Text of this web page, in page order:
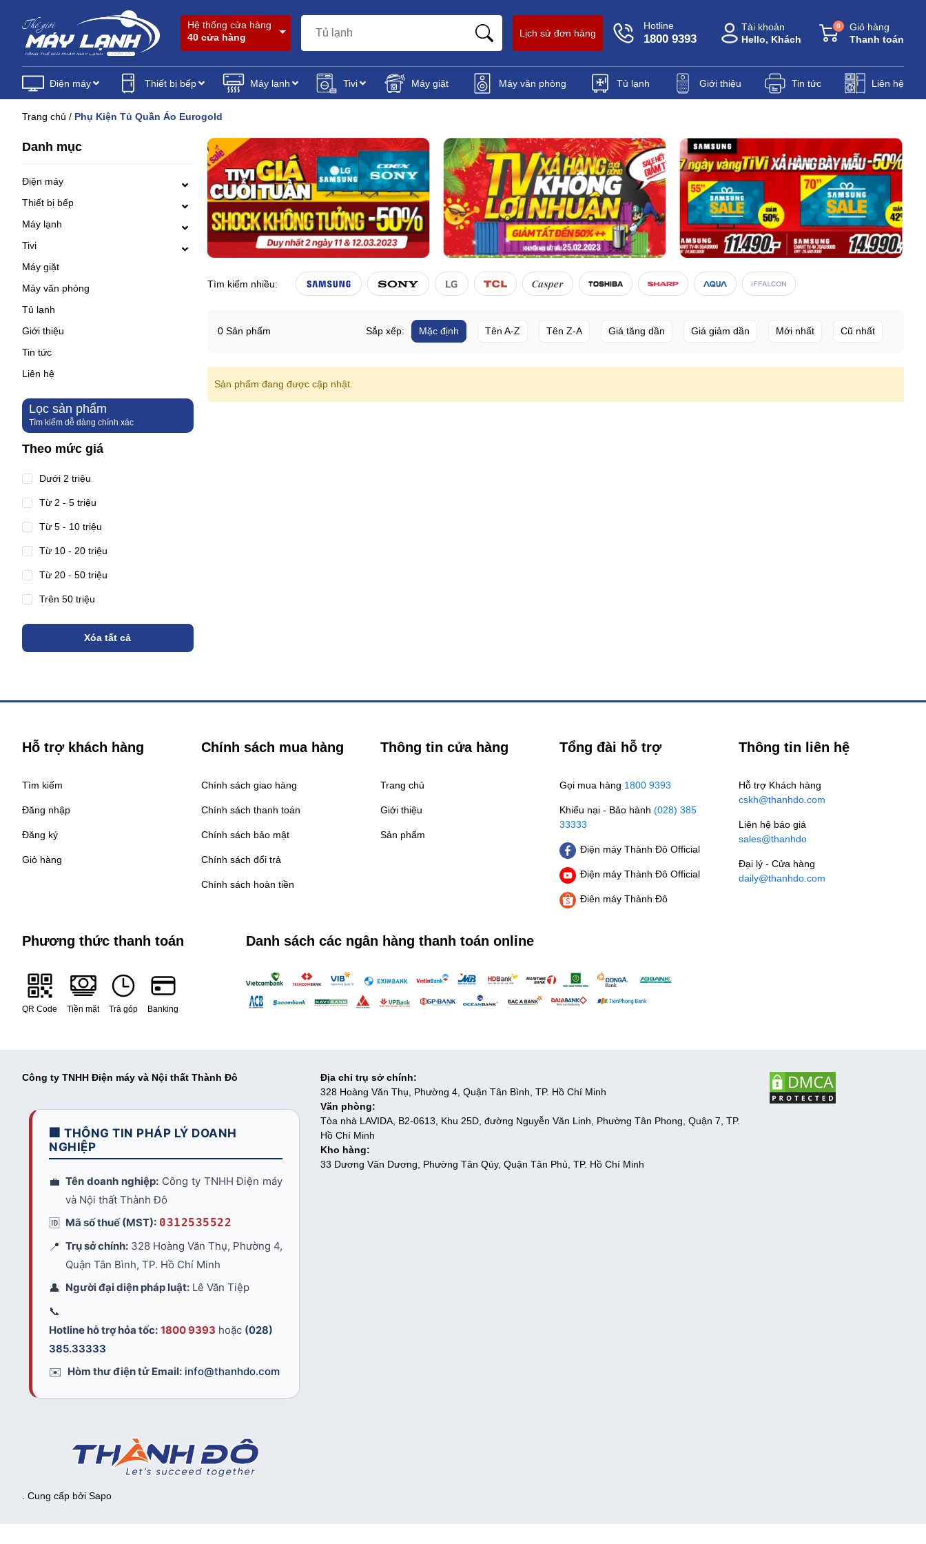
Hệ thống cửa hàng
40 cửa hàng
Lịch sử đơn hàng
Hotline
1800 9393
Tài khoản
Hello, Khách
Giỏ hàng
Thanh toán
0
Điện máy Thiết bị bếp Máy lạnh Tivi Máy giặt Máy văn phòng Tủ lạnh Giới thiệu Tin tức Liên hệ
Trang chủ / Phụ Kiện Tủ Quần Áo Eurogold
Danh mục
Điện máy
Thiết bị bếp
Máy lạnh
Tivi
Máy giặt
Máy văn phòng
Tủ lạnh
Giới thiệu
Tin tức
Liên hệ
Lọc sản phẩm
Tìm kiếm dễ dàng chính xác
Theo mức giá
Dưới 2 triệu
Từ 2 - 5 triệu
Từ 5 - 10 triệu
Từ 10 - 20 triệu
Từ 20 - 50 triệu
Trên 50 triệu
Xóa tất cả
Tìm kiếm nhiều:
0 Sản phẩm Sắp xếp: Mặc định Tên A-Z Tên Z-A Giá tăng dần Giá giảm dần Mới nhất Cũ nhất
Sản phẩm đang được cập nhật.
Hỗ trợ khách hàng
Tìm kiếm
Đăng nhập
Đăng ký
Giỏ hàng
Chính sách mua hàng
Chính sách giao hàng
Chính sách thanh toán
Chính sách bảo mật
Chính sách đổi trả
Chính sách hoàn tiền
Thông tin cửa hàng
Trang chủ
Giới thiệu
Sản phẩm
Tổng đài hỗ trợ
Gọi mua hàng 1800 9393
Khiếu nại - Bảo hành (028) 385
33333
Điện máy Thành Đô Official
Điện máy Thành Đô Official
Điên máy Thành Đô
Thông tin liên hệ
Hỗ trợ Khách hàng
cskh@thanhdo.com
Liên hệ báo giá
sales@thanhdo
Đại lý - Cửa hàng
daily@thanhdo.com
Phương thức thanh toán
QR Code Tiền mặt Trả góp Banking
Danh sách các ngân hàng thanh toán online
Công ty TNHH Điện máy và Nội thất Thành Đô
🏢 THÔNG TIN PHÁP LÝ DOANH
NGHIỆP
💼 Tên doanh nghiệp:Công ty TNHH Điện máy
và Nội thất Thành Đô
🆔 Mã số thuế (MST): 0312535522
📍 Trụ sở chính: 328 Hoàng Văn Thụ, Phường 4,
Quận Tân Bình, TP. Hồ Chí Minh
👤 Người đại diện pháp luật: Lê Văn Tiệp
📞
Hotline hỗ trợ hỏa tốc: 1800 9393 hoặc (028)
385.33333
✉️ Hòm thư điện tử Email: info@thanhdo.com
. Cung cấp bởi Sapo
Địa chỉ trụ sở chính:
328 Hoàng Văn Thụ, Phường 4, Quận Tân Bình, TP. Hồ Chí Minh
Văn phòng:
Tòa nhà LAVIDA, B2-0613, Khu 25D, đường Nguyễn Văn Linh, Phường Tân Phong, Quận 7, TP.
Hồ Chí Minh
Kho hàng:
33 Dương Văn Dương, Phường Tân Qúy, Quận Tân Phú, TP. Hồ Chí Minh